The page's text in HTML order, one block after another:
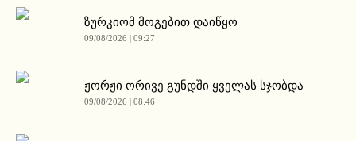
ზურკიომ მოგებით დაიწყო
09/08/2026 | 09:27
ჟორჟი ორივე გუნდში ყველას სჯობდა
09/08/2026 | 08:46